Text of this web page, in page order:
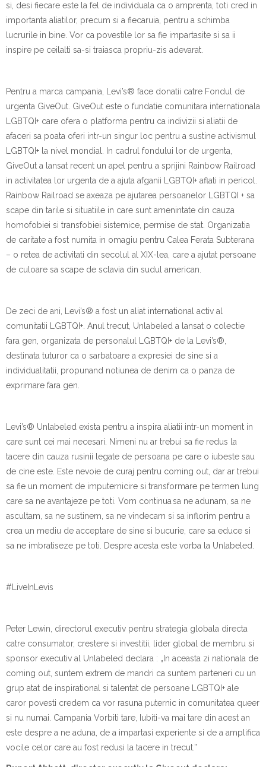
si, desi fiecare este la fel de individuala ca o amprenta, toti cred in
importanta aliatilor, precum si a fiecaruia, pentru a schimba
lucrurile in bine. Vor ca povestile lor sa fie impartasite si sa ii
inspire pe ceilalti sa-si traiasca propriu-zis adevarat.
Pentru a marca campania, Levi’s® face donatii catre Fondul de
urgenta GiveOut. GiveOut este o fundatie comunitara internationala
LGBTQI+ care ofera o platforma pentru ca indivizii si aliatii de
afaceri sa poata oferi intr-un singur loc pentru a sustine activismul
LGBTQI+ la nivel mondial. In cadrul fondului lor de urgenta,
GiveOut a lansat recent un apel pentru a sprijini Rainbow Railroad
in activitatea lor urgenta de a ajuta afganii LGBTQI+ aflati in pericol.
Rainbow Railroad se axeaza pe ajutarea persoanelor LGBTQI + sa
scape din tarile si situatiile in care sunt amenintate din cauza
homofobiei si transfobiei sistemice, permise de stat. Organizatia
de caritate a fost numita in omagiu pentru Calea Ferata Subterana
– o retea de activitati din secolul al XIX-lea, care a ajutat persoane
de culoare sa scape de sclavia din sudul american.
De zeci de ani, Levi’s® a fost un aliat international activ al
comunitatii LGBTQI+. Anul trecut, Unlabeled a lansat o colectie
fara gen, organizata de personalul LGBTQI+ de la Levi’s®,
destinata tuturor ca o sarbatoare a expresiei de sine si a
individualitatii, propunand notiunea de denim ca o panza de
exprimare fara gen.
Levi’s® Unlabeled exista pentru a inspira aliatii intr-un moment in
care sunt cei mai necesari. Nimeni nu ar trebui sa fie redus la
tacere din cauza rusinii legate de persoana pe care o iubeste sau
de cine este. Este nevoie de curaj pentru coming out, dar ar trebui
sa fie un moment de imputernicire si transformare pe termen lung
care sa ne avantajeze pe toti. Vom continua sa ne adunam, sa ne
ascultam, sa ne sustinem, sa ne vindecam si sa inflorim pentru a
crea un mediu de acceptare de sine si bucurie, care sa educe si
sa ne imbratiseze pe toti. Despre acesta este vorba la Unlabeled.
#LiveInLevis
Peter Lewin, directorul executiv pentru strategia globala directa
catre consumator, crestere si investitii, lider global de membru si
sponsor executiv al Unlabeled declara : „In aceasta zi nationala de
coming out, suntem extrem de mandri ca suntem parteneri cu un
grup atat de inspirational si talentat de persoane LGBTQI+ ale
caror povesti credem ca vor rasuna puternic in comunitatea queer
si nu numai. Campania Vorbiti tare, Iubiti-va mai tare din acest an
este despre a ne aduna, de a impartasi experiente si de a amplifica
vocile celor care au fost redusi la tacere in trecut.”